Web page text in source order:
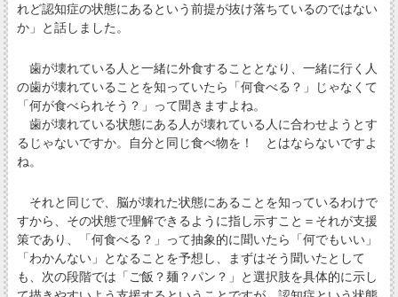
れど認知症の状態にあるという前提が抜け落ちているのではない
か」と話しました。
歯が壊れている人と一緒に外食することとなり、一緒に行く人
の歯が壊れていることを知っていたら「何食べる？」じゃなくて
「何が食べられそう？」って聞きますよね。
歯が壊れている状態にある人が壊れている人に合わせようとす
るじゃないですか。自分と同じ食べ物を！ とはならないですよ
ね。
それと同じで、脳が壊れた状態にあることを知っているわけで
すから、その状態で理解できるように指し示すこと＝それが支援
策であり、「何食べる？」って抽象的に聞いたら「何でもいい」
「わかんない」となることを予想し、まずはそう聞いたとして
も、次の段階では「ご飯？麺？パン？」と選択肢を具体的に示し